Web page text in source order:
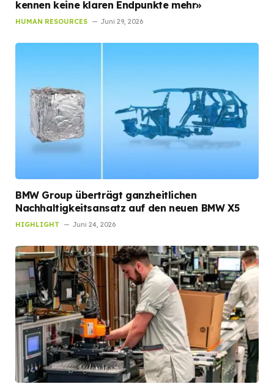
kennen keine klaren Endpunkte mehr»
HUMAN RESOURCES Juni 29, 2026
BMW Group überträgt ganzheitlichen
Nachhaltigkeitsansatz auf den neuen BMW X5
HIGHLIGHT Juni 24, 2026